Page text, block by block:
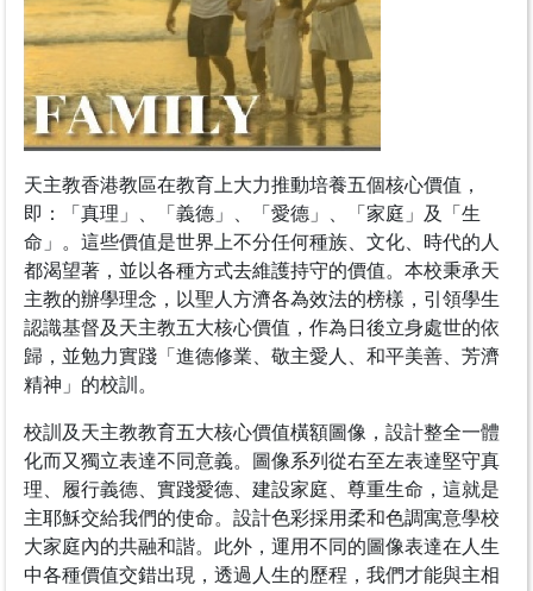
天主教香港教區在教育上大力推動培養五個核心價值，
即：「真理」、「義德」、「愛德」、「家庭」及「生
命」。這些價值是世界上不分任何種族、文化、時代的人
都渴望著，並以各種方式去維護持守的價值。本校秉承天
主教的辦學理念，以聖人方濟各為效法的榜樣，引領學生
認識基督及天主教五大核心價值，作為日後立身處世的依
歸，並勉力實踐「進德修業、敬主愛人、和平美善、芳濟
精神」的校訓。
校訓及天主教教育五大核心價值橫額圖像，設計整全一體
化而又獨立表達不同意義。圖像系列從右至左表達堅守真
理、履行義德、實踐愛德、建設家庭、尊重生命，這就是
主耶穌交給我們的使命。設計色彩採用柔和色調寓意學校
大家庭內的共融和諧。此外，運用不同的圖像表達在人生
中各種價值交錯出現，透過人生的歷程，我們才能與主相